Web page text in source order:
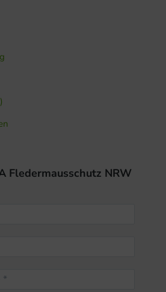
Fledermausschutz NRW